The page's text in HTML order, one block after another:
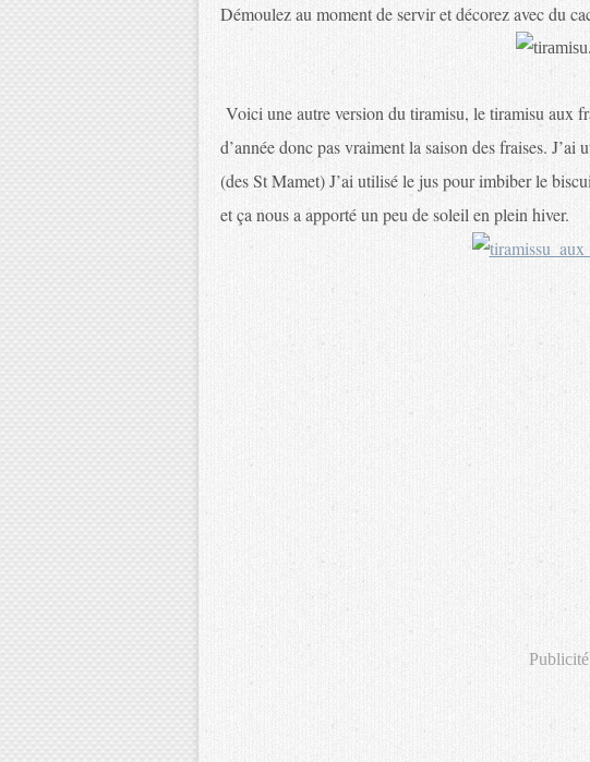
Démoulez au moment de servir et décorez avec du
Voici une autre version du tiramisu, le tiramisu aux
d’année donc pas vraiment la saison des fraises.
(des St Mamet) J’ai utilisé le jus pour imbiber le
et ça nous a apporté un peu de soleil en plein hiver.
Publicité